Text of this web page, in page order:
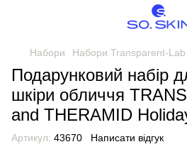
Набори Набори Transparent-Lab
Подарунковий набір
шкіри обличчя
and THERAMID
Артикул: 43670 Написати відгук